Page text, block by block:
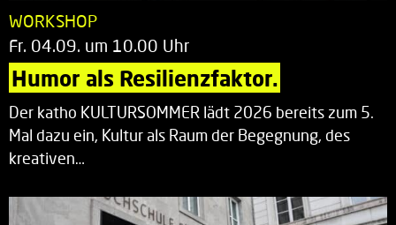
WORKSHOP
Fr. 04.09. um 10.00 Uhr
Humor als Resilienzfaktor.
Der katho KULTURSOMMER lädt 2026 bereits zum 5.
Mal dazu ein, Kultur als Raum der Begegnung, des
kreativen…